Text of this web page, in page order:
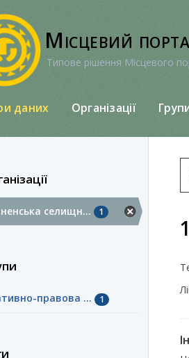
Місцевий
Типове рішення Місцевого
даних Організації
селищн... 1
правова ... 1